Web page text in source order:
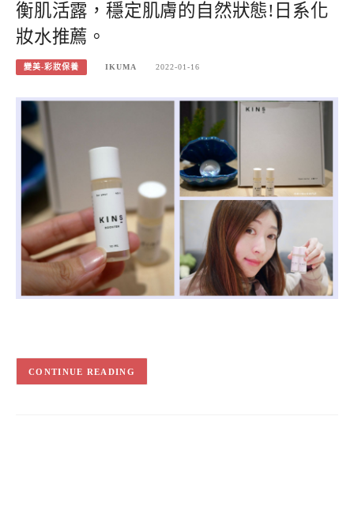
衡肌活露，穩定肌膚的自然狀態!日系化
妝水推薦。
變美-彩妝保養 IKUMA 2022-01-16
CONTINUE READING